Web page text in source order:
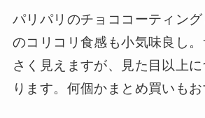
パリパリのチョココーティン
のコリコリ食感も小気味良し
さく見えますが、見た目以上
ります。何個かまとめ買いもお